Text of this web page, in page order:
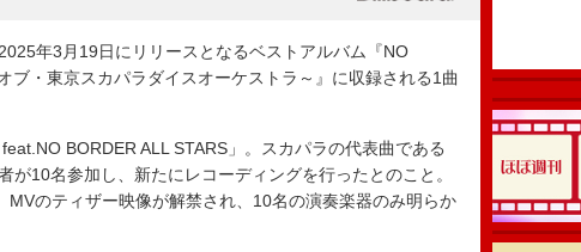
年3月19日にリリースとなるベストアルバム『NO
・東京スカパラダイスオーケストラ～』に収録される1曲
BORDER ALL STARS」。スカパラの代表曲である
が10名参加し、新たにレコーディングを行ったとのこと。
のティザー映像が解禁され、10名の演奏楽器のみ明らか